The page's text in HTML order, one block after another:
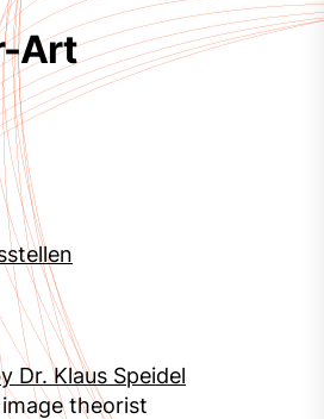
Art
Dr. Klaus Speidel
theorist